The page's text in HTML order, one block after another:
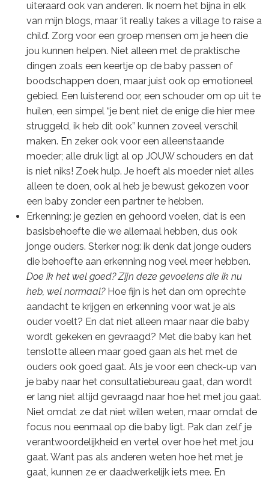
uiteraard ook van anderen. Ik noem het bijna in elk
van mijn blogs, maar ‘it really takes a village to raise a
child’. Zorg voor een groep mensen om je heen die
jou kunnen helpen. Niet alleen met de praktische
dingen zoals een keertje op de baby passen of
boodschappen doen, maar juist ook op emotioneel
gebied. Een luisterend oor, een schouder om op uit te
huilen, een simpel “je bent niet de enige die hier mee
struggeld, ik heb dit ook” kunnen zoveel verschil
maken. En zeker ook voor een alleenstaande
moeder; alle druk ligt al op JOUW schouders en dat
is niet niks! Zoek hulp. Je hoeft als moeder niet alles
alleen te doen, ook al heb je bewust gekozen voor
een baby zonder een partner te hebben.
Erkenning: je gezien en gehoord voelen, dat is een
basisbehoefte die we allemaal hebben, dus ook
jonge ouders. Sterker nog: ik denk dat jonge ouders
die behoefte aan erkenning nog veel meer hebben.
Doe ik het wel goed? Zijn deze gevoelens die ik nu
heb, wel normaal? Hoe fijn is het dan om oprechte
aandacht te krijgen en erkenning voor wat je als
ouder voelt? En dat niet alleen maar naar die baby
wordt gekeken en gevraagd? Met die baby kan het
tenslotte alleen maar goed gaan als het met de
ouders ook goed gaat. Als je voor een check-up van
je baby naar het consultatiebureau gaat, dan wordt
er lang niet altijd gevraagd naar hoe het met jou gaat.
Niet omdat ze dat niet willen weten, maar omdat de
focus nou eenmaal op die baby ligt. Pak dan zelf je
verantwoordelijkheid en vertel over hoe het met jou
gaat. Want pas als anderen weten hoe het met je
gaat, kunnen ze er daadwerkelijk iets mee. En